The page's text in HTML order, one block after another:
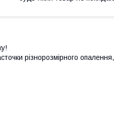
різнорозмірного